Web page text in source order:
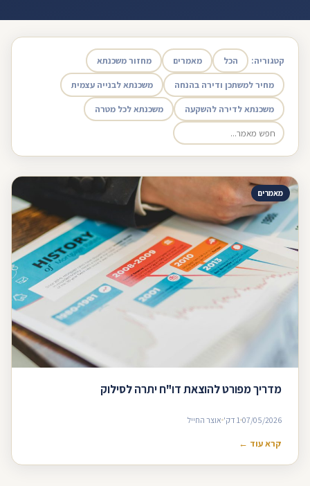
קטגוריה: הכל מאמרים מחזור משכנתא
מחיר למשתכן ודירה בהנחה משכנתא לבנייה עצמית
משכנתא לדירה להשקעה משכנתא לכל מטרה
מאמרים
מדריך מפורט להוצאת דו"ח יתרה לסילוק
07/05/2026 1 דק' אוצר החייל
קרא עוד ←